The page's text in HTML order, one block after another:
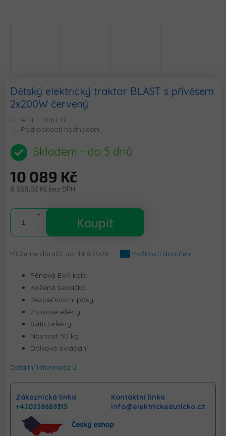
Dětský elektrický traktor BLAST s přívěsem
2x200W červený
R-PA.BLT-206.CR
Průměrné
produktu
je
z
5
Podrobnosti hodnocení
Skladem - do 5 dnů
10 089 Kč
8 338,02 Kč bez DPH
cena:
Koupit
Můžeme doručit do: 14.8.2026 Možnosti doručení
Pěnová EVA kola
Kožená sedačka
Bezpečnostní pásy
Zvukové efekty
Svítící efekty
Nosnost 30 kg
Dálkové ovládání
Detailní informace
Zákaznická linka
+420228889315
Kontaktní linka
info@elektrickeauticko.cz